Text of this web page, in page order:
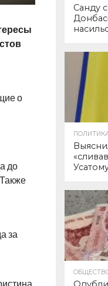
о
до
за
Санду